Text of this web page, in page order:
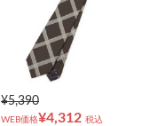
¥5,390
WEB価格¥4,312 税込